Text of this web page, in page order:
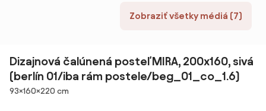
Zobraziť všetky médiá (7)
Dizajnová čalúnená posteľ MIRA, 200x160, sivá
(berlín 01/iba rám postele/beg_01_co_1.6)
Rozmery
93×160×220 cm